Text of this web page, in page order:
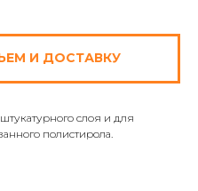
И ДОСТАВКУ
слоя и для
полистирола.